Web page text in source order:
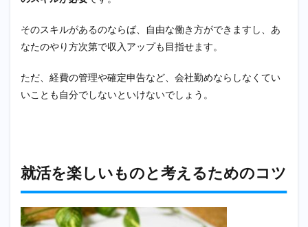
そのスキルがあるのならば、自由な働き方ができますし、あ
なたのやり方次第で収入アップも目指せます。
ただ、経費の管理や確定申告など、会社勤めならしなくてい
いことも自分でしないといけないでしょう。
就活を楽しいものと考えるためのコツ